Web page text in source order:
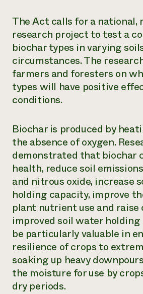
The Act calls for a national,
research project to test a
biochar types in varying
circumstances. The
farmers and foresters on
types will have positive
conditions.
Biochar is produced by
the absence of oxygen.
demonstrated that biochar
health, reduce soil
and nitrous oxide, increase
holding capacity, improve
plant nutrient use and raise
improved soil water
be particularly valuable in
resilience of crops to
soaking up heavy
the moisture for use by
dry periods.